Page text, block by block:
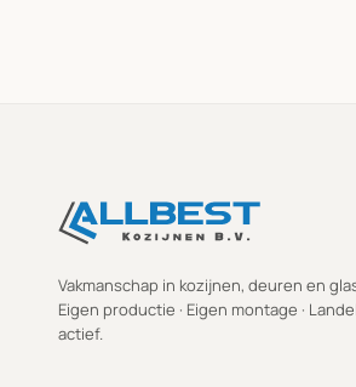
Vakmanschap in kozijnen, deuren en
Eigen productie · Eigen montage ·
actief.